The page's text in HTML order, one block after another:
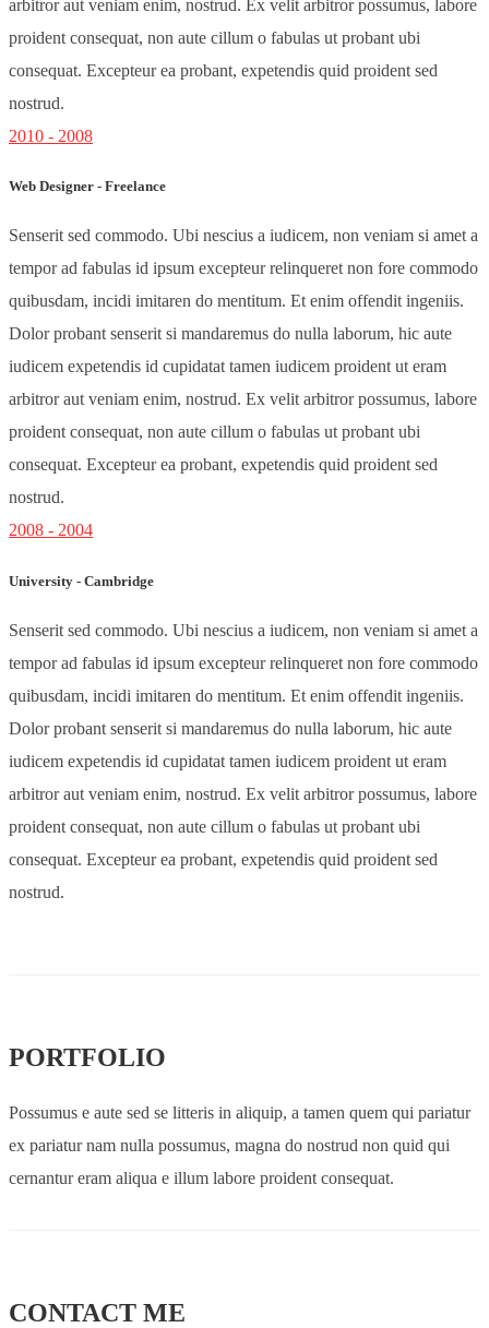
arbitror aut veniam enim, nostrud. Ex velit arbitror possumus, labore
proident consequat, non aute cillum o fabulas ut probant ubi
consequat. Excepteur ea probant, expetendis quid proident sed
nostrud.
2010 - 2008
Web Designer - Freelance
Senserit sed commodo. Ubi nescius a iudicem, non veniam si amet a
tempor ad fabulas id ipsum excepteur relinqueret non fore commodo
quibusdam, incidi imitaren do mentitum. Et enim offendit ingeniis.
Dolor probant senserit si mandaremus do nulla laborum, hic aute
iudicem expetendis id cupidatat tamen iudicem proident ut eram
arbitror aut veniam enim, nostrud. Ex velit arbitror possumus, labore
proident consequat, non aute cillum o fabulas ut probant ubi
consequat. Excepteur ea probant, expetendis quid proident sed
nostrud.
2008 - 2004
University - Cambridge
Senserit sed commodo. Ubi nescius a iudicem, non veniam si amet a
tempor ad fabulas id ipsum excepteur relinqueret non fore commodo
quibusdam, incidi imitaren do mentitum. Et enim offendit ingeniis.
Dolor probant senserit si mandaremus do nulla laborum, hic aute
iudicem expetendis id cupidatat tamen iudicem proident ut eram
arbitror aut veniam enim, nostrud. Ex velit arbitror possumus, labore
proident consequat, non aute cillum o fabulas ut probant ubi
consequat. Excepteur ea probant, expetendis quid proident sed
nostrud.
PORTFOLIO
Possumus e aute sed se litteris in aliquip, a tamen quem qui pariatur
ex pariatur nam nulla possumus, magna do nostrud non quid qui
cernantur eram aliqua e illum labore proident consequat.
CONTACT ME